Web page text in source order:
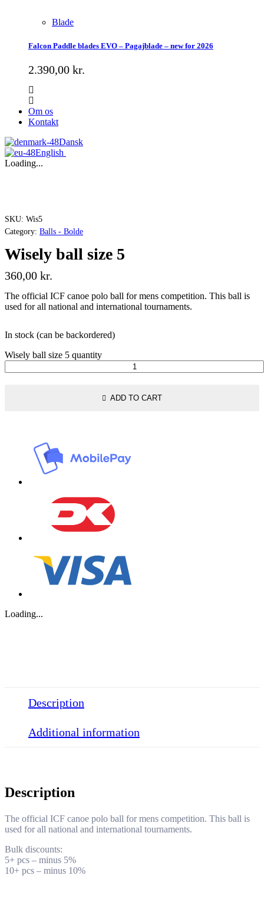
Blade
Falcon Paddle blades EVO – Pagajblade – new for 2026
2.390,00 kr.
Om os
Kontakt
Dansk
English
Loading...
SKU: Wis5
Category: Balls - Bolde
Wisely ball size 5
360,00 kr.
The official ICF canoe polo ball for mens competition. This ball is
used for all national and international tournaments.
In stock (can be backordered)
Wisely ball size 5 quantity
ADD TO CART
Loading...
Description
Additional information
Description
The official ICF canoe polo ball for mens competition. This ball is
used for all national and international tournaments.
Bulk discounts:
5+ pcs – minus 5%
10+ pcs – minus 10%